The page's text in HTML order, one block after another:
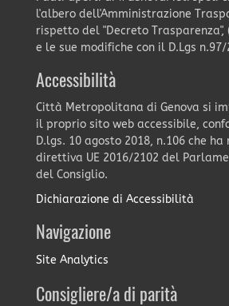
l'albero dell'Amministrazione
rispetto del "Decreto Trasparenza",
e le sue modifiche con il D.Lgs n.97/
Accessibilità
Città Metropolitana di Genova si
il proprio sito web accessibile,
D.lgs. 10 agosto 2018, n.106 che
direttiva UE 2016/2102 del
del Consiglio.
Dichiarazione di Accessibilità
Navigazione
Site Analytics
Consigliere/a di parità